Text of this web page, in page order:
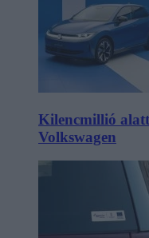
Kilencmillió
Volkswagen